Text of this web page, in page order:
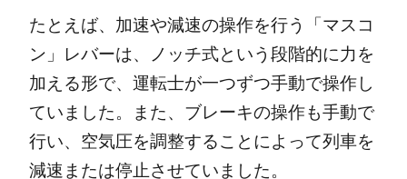
たとえば、加速や減速の操作を行う「マスコ
ン」レバーは、ノッチ式という段階的に力を
加える形で、運転士が一つずつ手動で操作し
ていました。また、ブレーキの操作も手動で
行い、空気圧を調整することによって列車を
減速または停止させていました。